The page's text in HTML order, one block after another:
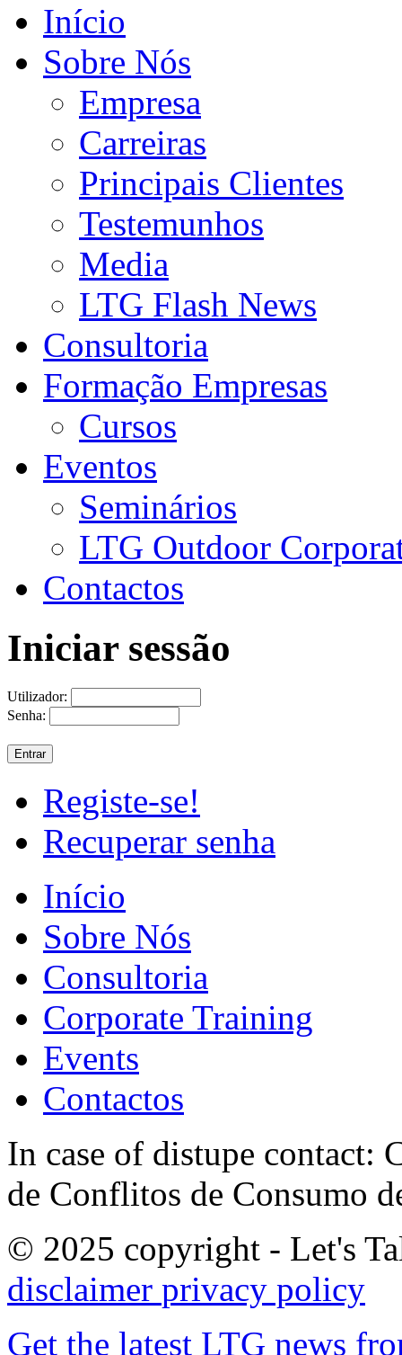
Início
Sobre Nós
Empresa
Carreiras
Principais Clientes
Testemunhos
Media
LTG Flash News
Consultoria
Formação Empresas
Cursos
Eventos
Seminários
LTG Outdoor
Contactos
Iniciar sessão
Utilizador:
Senha:
Registe-se!
Recuperar senha
Início
Sobre Nós
Consultoria
Corporate Training
Events
Contactos
In case of distupe contact:
de Conflitos de Consumo
© 2025 copyright - Let's
disclaimer privacy policy
Get the latest LTG news